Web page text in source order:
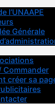
l’UNAAPE
Générale
Commander
créer sa